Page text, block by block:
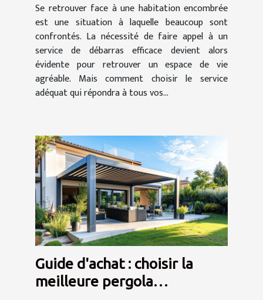
Se retrouver face à une habitation encombrée
est une situation à laquelle beaucoup sont
confrontés. La nécessité de faire appel à un
service de débarras efficace devient alors
évidente pour retrouver un espace de vie
agréable. Mais comment choisir le service
adéquat qui répondra à tous vos...
Guide d'achat : choisir la
meilleure pergola